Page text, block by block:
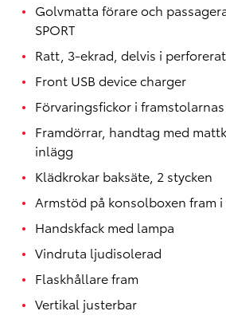
Golvmatta förare och
SPORT
Ratt, 3-ekrad, delvis i
Front USB device charger
Förvaringsfickor i
Framdörrar, handtag med
inlägg
Klädkrokar baksäte, 2 stycken
Armstöd på konsolboxen fram
Handskfack med lampa
Vindruta ljudisolerad
Flaskhållare fram
Vertikal justerbar